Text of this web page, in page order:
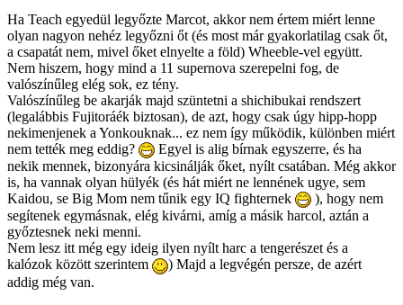
Ha Teach egyedül legyőzte Marcot, akkor nem értem miért lenne
olyan nagyon nehéz legyőzni őt (és most már gyakorlatilag csak őt,
a csapatát nem, mivel őket elnyelte a föld) Wheeble-vel együtt.
Nem hiszem, hogy mind a 11 supernova szerepelni fog, de
valószínűleg elég sok, ez tény.
Valószínűleg be akarják majd szüntetni a shichibukai rendszert
(legalábbis Fujitoráék biztosan), de azt, hogy csak úgy hipp-hopp
nekimenjenek a Yonkouknak... ez nem így működik, különben miért
nem tették meg eddig?
Egyel is alig bírnak egyszerre, és ha
nekik mennek, bizonyára kicsinálják őket, nyílt csatában. Még akkor
is, ha vannak olyan hülyék (és hát miért ne lennének ugye, sem
Kaidou, se Big Mom nem tűnik egy IQ fighternek
), hogy nem
segítenek egymásnak, elég kivárni, amíg a másik harcol, aztán a
győztesnek neki menni.
Nem lesz itt még egy ideig ilyen nyílt harc a tengerészet és a
kalózok között szerintem
) Majd a legvégén persze, de azért
addig még van.